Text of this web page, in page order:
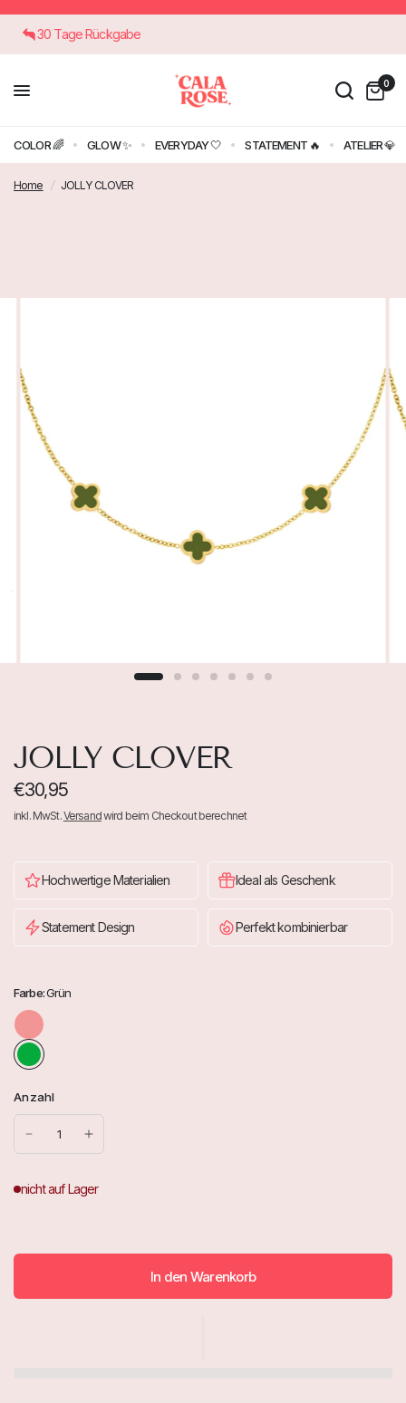
30 Tage Rückgabe
0
COLOR 🌈 GLOW ✨ EVERYDAY 🤍 STATEMENT 🔥 ATELIER 💎
Home / JOLLY CLOVER
JOLLY CLOVER
€30,95
inkl. MwSt.Versandwird beim Checkout berechnet
Hochwertige Materialien Ideal als Geschenk
Statement Design Perfekt kombinierbar
Farbe:Grün
R
o
t
Anzahl
In den Warenkorb